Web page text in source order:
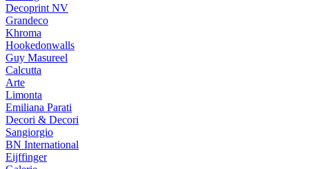
Decoprint NV
Grandeco
Khroma
Hookedonwalls
Guy Masureel
Calcutta
Arte
Limonta
Emiliana Parati
Decori & Decori
Sangiorgio
BN International
Eijffinger